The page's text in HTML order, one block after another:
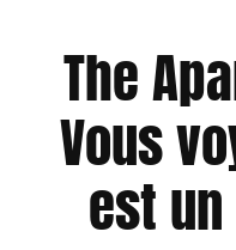
The
Vous
est